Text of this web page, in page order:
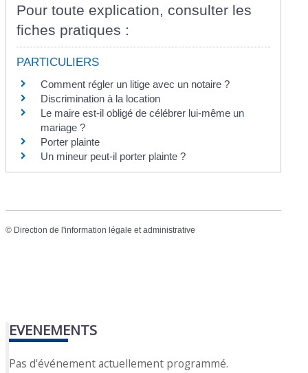
Pour toute explication, consulter les
fiches pratiques :
PARTICULIERS
Comment régler un litige avec un notaire ?
Discrimination à la location
Le maire est-il obligé de célébrer lui-même un
mariage ?
Porter plainte
Un mineur peut-il porter plainte ?
© Direction de l'information légale et administrative
EVENEMENTS
Pas d'événement actuellement programmé.